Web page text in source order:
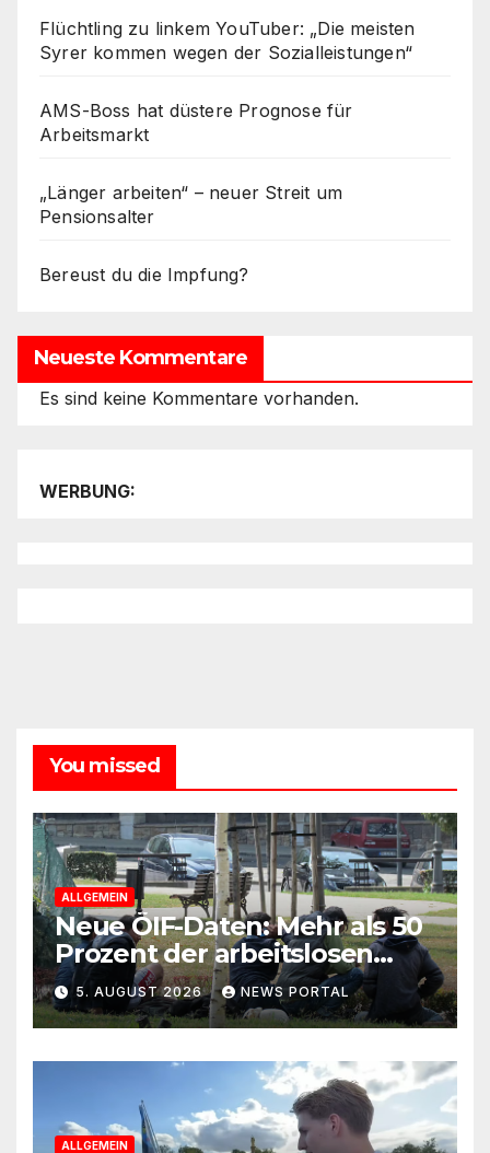
Flüchtling zu linkem YouTuber: „Die meisten
Syrer kommen wegen der Sozialleistungen“
AMS-Boss hat düstere Prognose für
Arbeitsmarkt
„Länger arbeiten“ – neuer Streit um
Pensionsalter
Bereust du die Impfung?
Neueste Kommentare
Es sind keine Kommentare vorhanden.
WERBUNG:
You missed
ALLGEMEIN
Neue ÖIF-Daten: Mehr als 50
Prozent der arbeitslosen
Ausländer leben in Wien!
5. AUGUST 2026 NEWS PORTAL
ALLGEMEIN